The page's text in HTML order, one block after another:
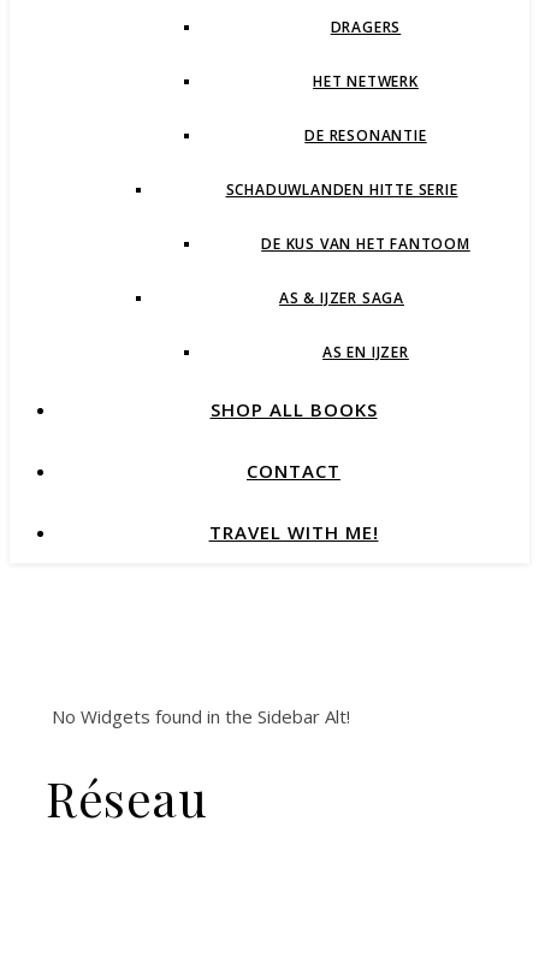
DRAGERS
HET NETWERK
DE RESONANTIE
SCHADUWLANDEN HITTE SERIE
DE KUS VAN HET FANTOOM
AS & IJZER SAGA
AS EN IJZER
SHOP ALL BOOKS
CONTACT
TRAVEL WITH ME!
No Widgets found in the Sidebar Alt!
Réseau